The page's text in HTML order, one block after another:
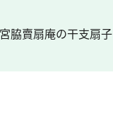
脇賣扇庵の干支扇子